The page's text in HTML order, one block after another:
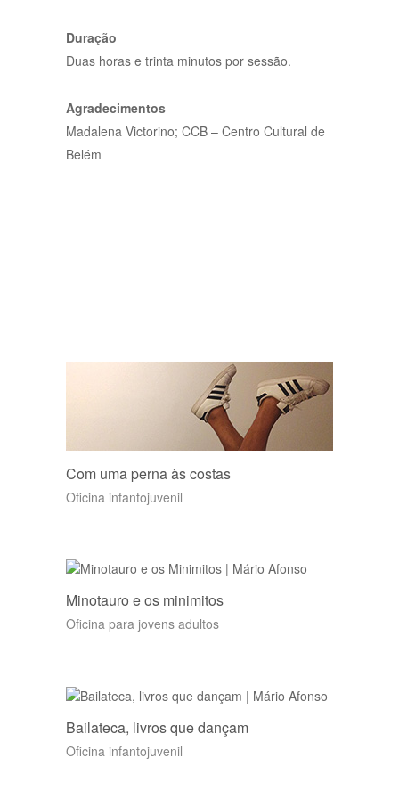
Duração
Duas horas e trinta minutos por sessão.
Agradecimentos
Madalena Victorino; CCB – Centro Cultural de
Belém
Com uma perna às costas
Oficina infantojuvenil
Minotauro e os minimitos
Oficina para jovens adultos
Bailateca, livros que dançam
Oficina infantojuvenil